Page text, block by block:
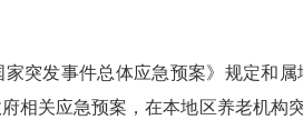
发事件总体应急预案》规定和属
相关应急预案，在本地区养老机